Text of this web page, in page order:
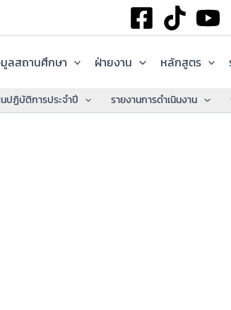
ลสถานศึกษา ฝ่ายงาน หลักสูตร
ปฏิบัติการประจำปี รายงานการดำเนินงาน